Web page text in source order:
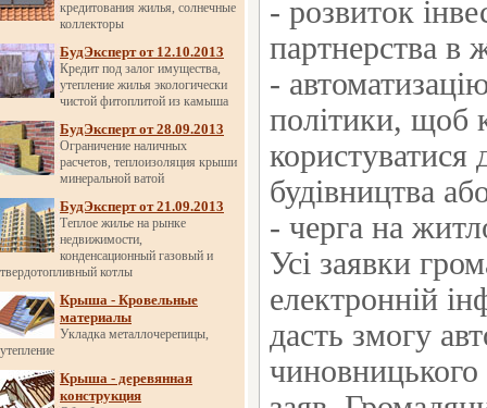
кредитования жилья, солнечные
коллекторы
БудЭксперт от 12.10.2013
Кредит под залог имущества,
утепление жилья экологически
чистой фитоплитой из камыша
БудЭксперт от 28.09.2013
Ограничение наличных
расчетов, теплоизоляция крыши
минеральной ватой
БудЭксперт от 21.09.2013
Теплое жилье на рынке
недвижимости,
конденсационный газовый и
твердотопливный котлы
Крыша - Кровельные
материалы
Укладка металлочерепицы,
утепление
Крыша - деревянная
конструкция
- розвиток
партнерства в
-
політики, щоб
будівництва
- черга на
Усі заявки
електронній
дасть змогу